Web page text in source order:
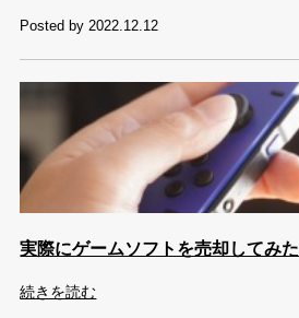
Posted by 2022.12.12
実際にゲームソフトを売却してみた
続きを読む